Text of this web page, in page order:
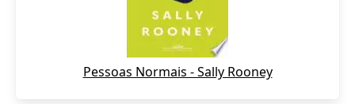
Pessoas Normais - Sally Rooney